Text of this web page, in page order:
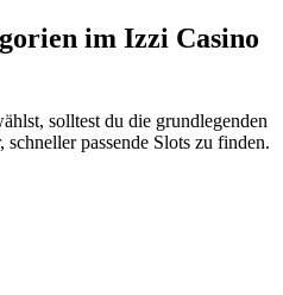
im Izzi Casino
solltest du die grundlegenden
passende Slots zu finden.